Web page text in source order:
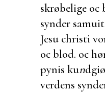
skrøbelige oc
synder
Jesu christi
oc blod. oc
pynis kun
verdens